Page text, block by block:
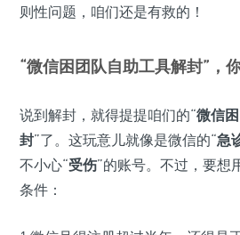
则性问题，咱们还是有救的！
“微信困团队自助工具解封”，
说到解封，就得提提咱们的“微信
封”了。这玩意儿就像是微信的“急
不小心“受伤”的账号。不过，要想
条件：